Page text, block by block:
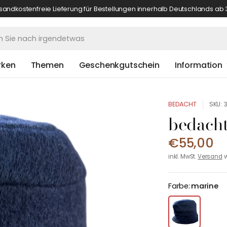
Lieferung für Bestellungen innerhalb Deutschlands ab
Themen Geschenkgutschein Information
BEDACHT
SKU:
€55,00
inkl. MwSt.Versand
Farbe: marine